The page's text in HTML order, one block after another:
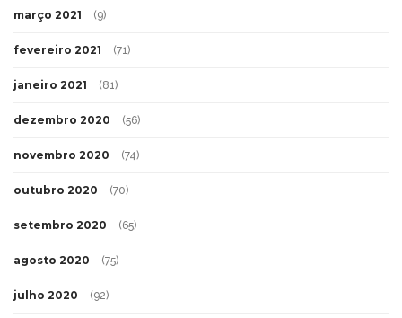
março 2021 (9)
fevereiro 2021 (71)
janeiro 2021 (81)
dezembro 2020 (56)
novembro 2020 (74)
outubro 2020 (70)
setembro 2020 (65)
agosto 2020 (75)
julho 2020 (92)